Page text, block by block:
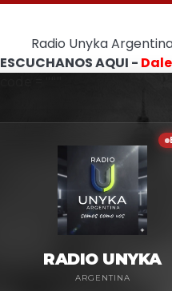
Radio Unyka
ESCUCHANOS AQUI -